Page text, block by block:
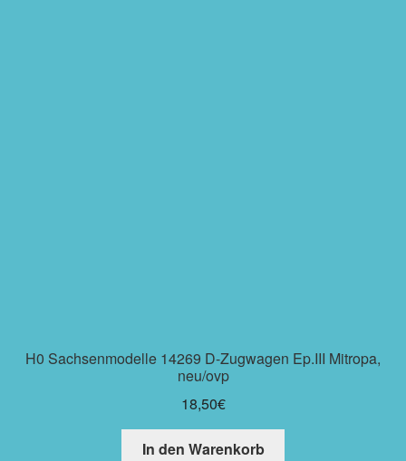
H0 Sachsenmodelle 14269 D-Zugwagen Ep.III Mitropa,
neu/ovp
18,50€
In den Warenkorb